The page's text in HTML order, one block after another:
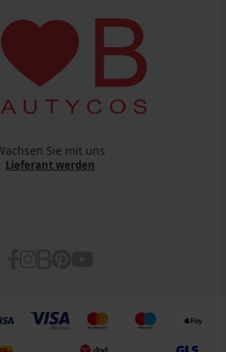
Datenschutz
Terms Of Services
Cookies
15/248/11226
Sie mit uns
Lieferant werden